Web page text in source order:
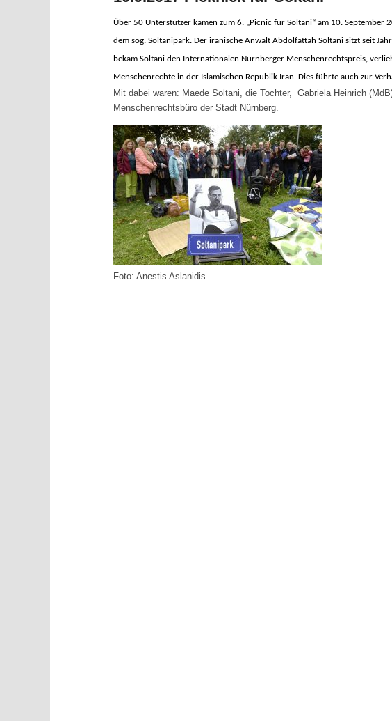
wechseln
Über 50 Unterstützer kamen zum 6. „Picnic für Soltani“ am 10.
dem sog. Soltanipark. Der iranische Anwalt Abdolfattah Soltani sitzt seit
bekam Soltani den Internationalen Nürnberger Menschenrechtspreis,
Menschenrechte in der Islamischen Republik Iran. Dies führte auch zur
Mit dabei waren: Maede Soltani, die Tochter, Gabriela Heinrich
Menschenrechtsbüro der Stadt Nürnberg.
Foto:Anestis Aslanidis